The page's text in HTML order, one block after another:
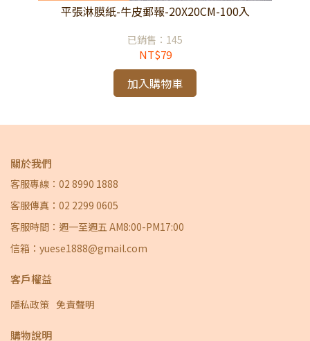
平張淋膜紙-牛皮郵報-20X20CM-100入
已銷售：145
NT$79
加入購物車
關於我們
客服專線：02 8990 1888
客服傳真：02 2299 0605
客服時間：週一至週五 AM8:00-PM17:00
信箱：yuese1888@gmail.com
客戶權益
隱私政策 免責聲明
購物說明